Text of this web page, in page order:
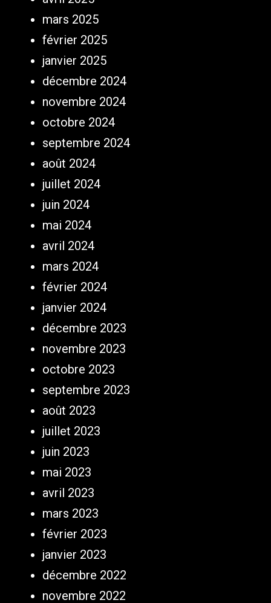
mars 2025
février 2025
janvier 2025
décembre 2024
novembre 2024
octobre 2024
septembre 2024
août 2024
juillet 2024
juin 2024
mai 2024
avril 2024
mars 2024
février 2024
janvier 2024
décembre 2023
novembre 2023
octobre 2023
septembre 2023
août 2023
juillet 2023
juin 2023
mai 2023
avril 2023
mars 2023
février 2023
janvier 2023
décembre 2022
novembre 2022